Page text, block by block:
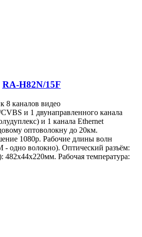
RA-H82N/15F
8 каналов видео
и 1 двунаправленного канала
и 1 канала Ethernet
оптоволокну до 20км.
1080p. Рабочие длины волн
одно волокно). Оптический разъём:
Рабочая температура: